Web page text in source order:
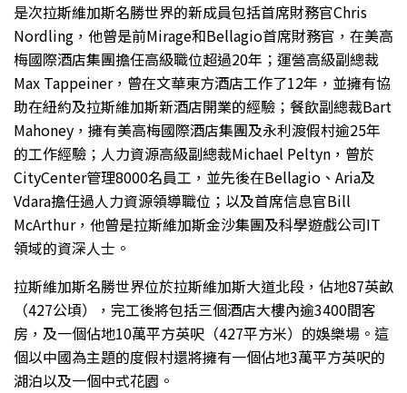
是次拉斯維加斯名勝世界的新成員包括首席財務官Chris
Nordling，他曾是前Mirage和Bellagio首席財務官，在美高
梅國際酒店集團擔任高級職位超過20年；運營高級副總裁
Max Tappeiner，曾在文華東方酒店工作了12年，並擁有協
助在紐約及拉斯維加斯新酒店開業的經驗；餐飲副總裁Bart
Mahoney，擁有美高梅國際酒店集團及永利渡假村逾25年
的工作經驗；人力資源高級副總裁Michael Peltyn，曾於
CityCenter管理8000名員工，並先後在Bellagio、Aria及
Vdara擔任過人力資源領導職位；以及首席信息官Bill
McArthur，他曾是拉斯維加斯金沙集團及科學遊戲公司IT
領域的資深人士。
拉斯維加斯名勝世界位於拉斯維加斯大道北段，佔地87英畝
（427公頃），完工後將包括三個酒店大樓內逾3400間客
房，及一個佔地10萬平方英呎（427平方米）的娛樂場。這
個以中國為主題的度假村還將擁有一個佔地3萬平方英呎的
湖泊以及一個中式花園。